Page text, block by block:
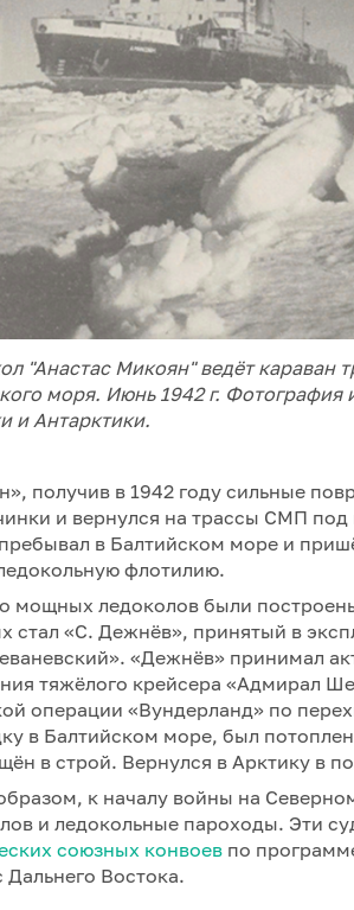
"Анастас Микоян" ведёт караван
моря. Июнь 1942 г. Фотография
и Антарктики.
получив в 1942 году сильные
и вернулся на трассы СМП
в Балтийском море и
флотилию.
мощных ледоколов были
стал «С. Дежнёв», принятый в
«Дежнёв» принимал
тяжёлого крейсера «Адмирал
операции «Вундерланд» по
в Балтийском море, был
в строй. Вернулся в Арктику в
к началу войны на
и ледокольные пароходы. Эти
союзных конвоев по
Дальнего Востока.